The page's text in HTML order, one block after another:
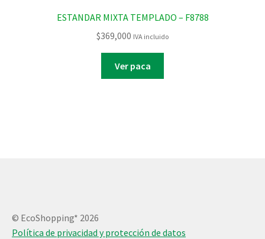
ESTANDAR MIXTA TEMPLADO – F8788
$369,000 IVA incluido
Ver paca
© EcoShopping* 2026
Política de privacidad y protección de datos